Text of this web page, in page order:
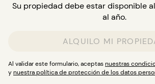
Su propiedad debe estar disponible
al año.
ALQUILO MI
Al validar este formulario, aceptasnuestras
ynuestra política de protección de los datos